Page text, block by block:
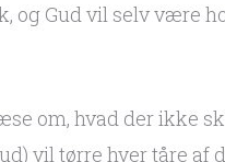
og Gud vil selv være
om, hvad der ikke
vil tørre hver tåre af